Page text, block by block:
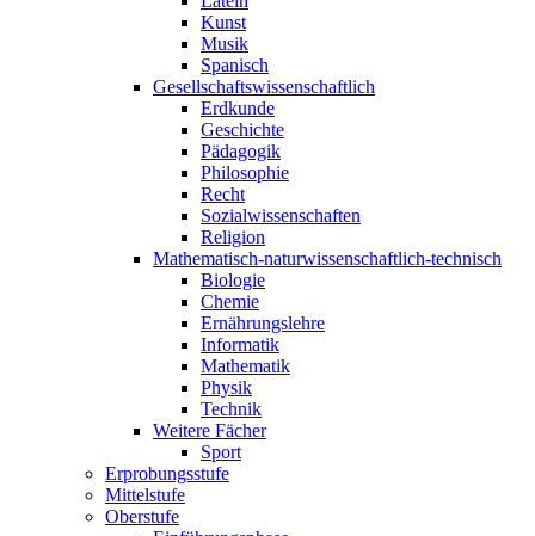
Kunst
Musik
Spanisch
Gesellschaftswissenschaftlich
Erdkunde
Geschichte
Pädagogik
Philosophie
Recht
Sozialwissenschaften
Religion
Mathematisch-naturwissenschaftlich-technisch
Biologie
Chemie
Ernährungslehre
Informatik
Mathematik
Physik
Technik
Weitere Fächer
Sport
Erprobungsstufe
Mittelstufe
Oberstufe